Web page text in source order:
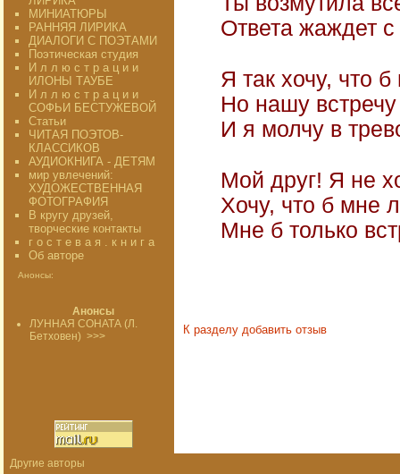
МИНИАТЮРЫ
РАННЯЯ ЛИРИКА
ДИАЛОГИ С ПОЭТАМИ
Поэтическая студия
И л л ю с т р а ц и и
ИЛОНЫ ТАУБЕ
И л л ю с т р а ц и и
СОФЬИ БЕСТУЖЕВОЙ
Статьи
ЧИТАЯ ПОЭТОВ-
КЛАССИКОВ
АУДИОКНИГА - ДЕТЯМ
мир увлечений:
ХУДОЖЕСТВЕННАЯ
ФОТОГРАФИЯ
В кругу друзей,
творческие контакты
г о с т е в а я . к н и г а
Об авторе
Анонсы:
Анонсы
ЛУННАЯ СОНАТА (Л.
Бетховен) >>>
Ответа жаждет
Я так хочу, что
Но нашу
И я молчу в
Мой друг! Я не
Хочу, что б мне
Мне б только
К разделу добавить отзыв
Другие авторы